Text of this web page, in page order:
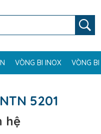
VÒNG BI INOX VÒNG BI
5201
hệ